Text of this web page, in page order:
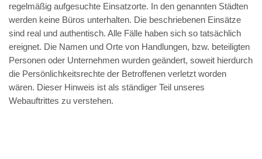
regelmäßig aufgesuchte Einsatzorte. In den genannten Städten
werden keine Büros unterhalten. Die beschriebenen Einsätze
sind real und authentisch. Alle Fälle haben sich so tatsächlich
ereignet. Die Namen und Orte von Handlungen, bzw. beteiligten
Personen oder Unternehmen wurden geändert, soweit hierdurch
die Persönlichkeitsrechte der Betroffenen verletzt worden
wären. Dieser Hinweis ist als ständiger Teil unseres
Webauftrittes zu verstehen.